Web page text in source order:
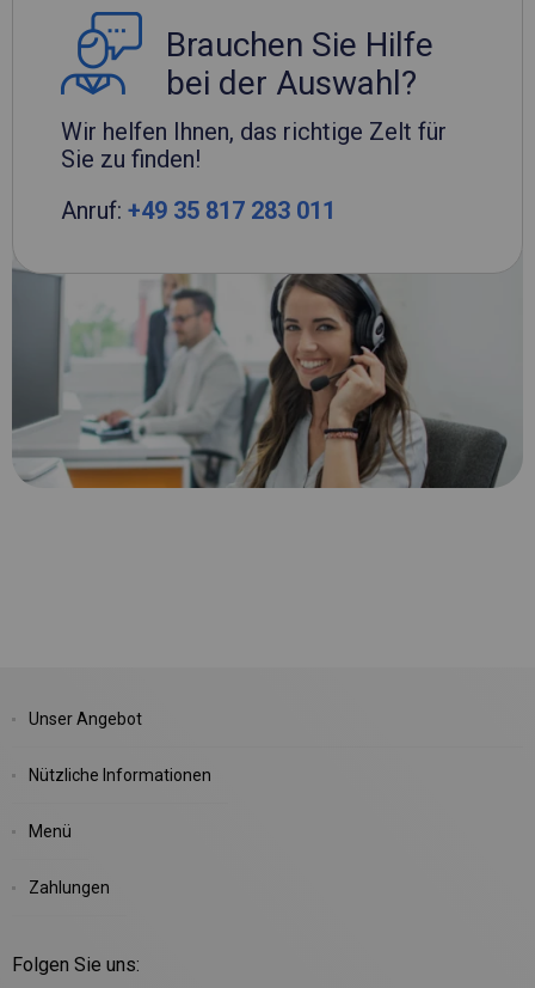
Brauchen Sie Hilfe
bei der Auswahl?
Wir helfen Ihnen, das richtige Zelt für
Sie zu finden!
Anruf: +49 35 817 283 011
Unser Angebot
Nützliche Informationen
Menü
Zahlungen
Folgen Sie uns: